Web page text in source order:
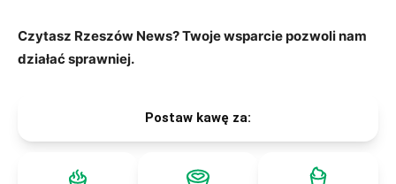
Czytasz Rzeszów News? Twoje wsparcie pozwoli nam
działać sprawniej.
Postaw kawę za: